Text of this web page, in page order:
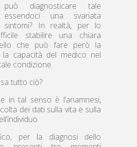
diagnosticare tale
essendoci una svariata
sintomi? In realtà, per lo
stabilire una chiara
che può fare però la
capacità del medico nel
condizione.
tutto ciò?
in tal senso è l’anamnesi,
dei dati sulla vita e sulla
per la diagnosi dello